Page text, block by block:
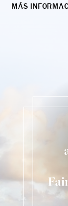
MÁS